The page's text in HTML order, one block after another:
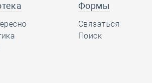
Формы
Связаться
Поиск